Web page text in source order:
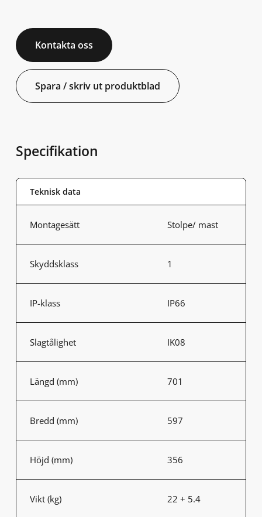
Kontakta oss
Spara / skriv ut produktblad
Specifikation
Teknisk data
Montagesätt Stolpe/ mast
Skyddsklass 1
IP-klass IP66
Slagtålighet IK08
Längd (mm) 701
Bredd (mm) 597
Höjd (mm) 356
Vikt (kg) 22 + 5.4